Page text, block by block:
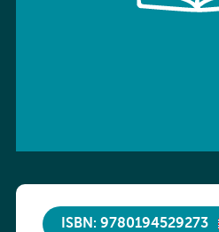
ISBN: 9780194529273